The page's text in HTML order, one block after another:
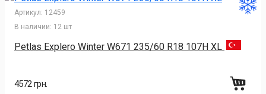
Артикул: 12459
В наличии: 12 шт
Petlas Explero Winter W671 235/60 R18 107H XL
4572 грн.